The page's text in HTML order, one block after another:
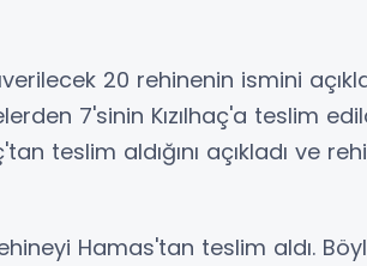
20 rehinenin ismini
7'sinin Kızılhaç'a teslim
teslim aldığını açıkladı ve
Hamas'tan teslim aldı.